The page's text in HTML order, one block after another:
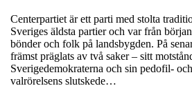
Centerpartiet är ett parti med stolta
Sveriges äldsta partier och var från
bönder och folk på landsbygden. På
främst präglats av två saker – sitt
Sverigedemokraterna och sin pedofil-
valrörelsens slutskede…